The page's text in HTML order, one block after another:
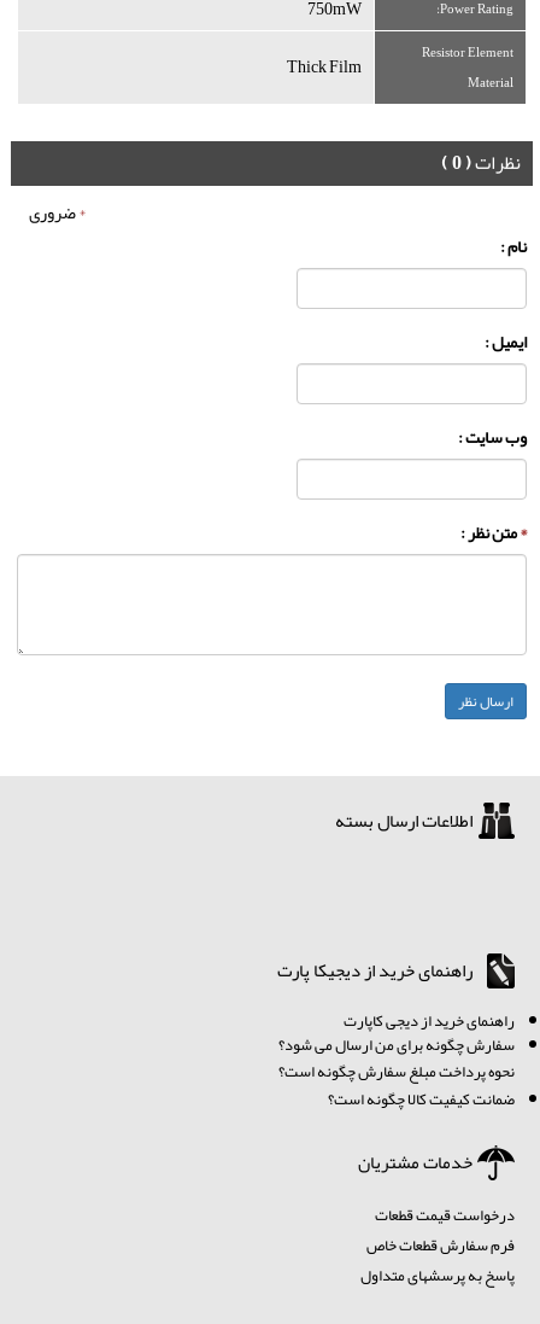
750mW Power Rating:
Thick Film
Resistor Element
Material
نظرات( 0 )
*ضروری
نام :
ایمیل :
وب سایت :
*متن نظر :
اطلاعات ارسال بسته
راهنمای خرید از دیجیکا پارت
راهنمای خرید از دیجی کاپارت
سفارش چگونه برای من ارسال می شود؟
نحوه پرداخت مبلغ سفارش چگونه است؟
ضمانت کیفیت کالا چگونه است؟
خدمات مشتریان
درخواست قیمت قطعات
فرم سفارش قطعات خاص
پاسخ به پرسشهای متداول